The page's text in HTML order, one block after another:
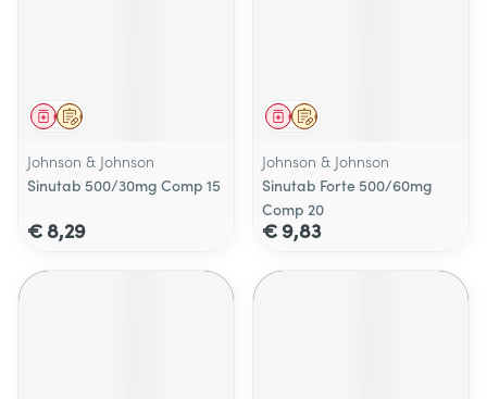
Op voorschrift
Geneesmiddel
Johnson & Johnson
Sinutab 500/30mg Comp 15
€ 8,29
Op voorschrift
Geneesmiddel
Johnson & Johnson
Sinutab Forte 500/60mg
Comp 20
€ 9,83